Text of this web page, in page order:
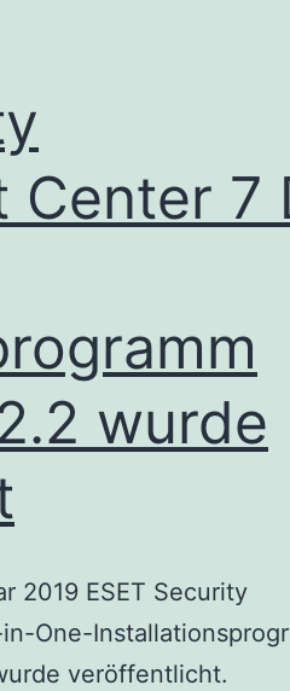
Center 7
wurde
2019 ESET Security
One-
veröffentlicht.